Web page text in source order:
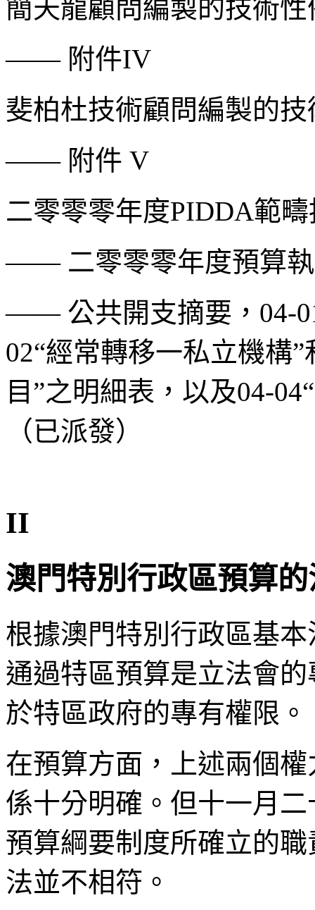
簡天龍顧問編製的技術性
—— 附件IV
斐柏杜技術顧問編製的
—— 附件 V
二零零零年度PIDDA範
—— 二零零零年度預算
—— 公共開支摘要， 04-
02“經常轉移一私立機構”
目 ”之明細表，以及04-04“
（已派發）
II
澳門特別行政區預算
根據澳門特別行政區基
通過特區預算是立法會
於特區政府的專有權限。
在預算方面，上述兩個
係十分明確。但十一月
預算綱要制度所確立的
法並不相符。